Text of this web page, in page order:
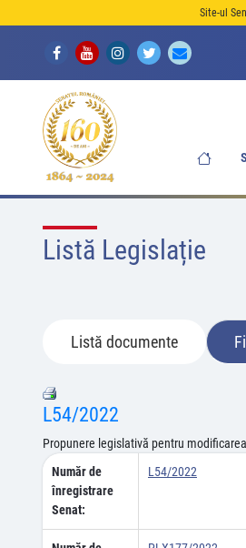
Site-ul
Listă Legislație
Listă documente
L54/2022
Propunere legislativă pentru
Număr de
înregistrare
Senat:
L54/2022